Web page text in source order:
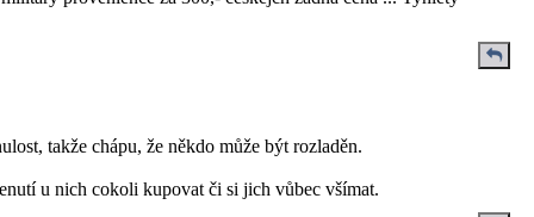
takže chápu, že někdo může být rozladěn.
u nich cokoli kupovat či si jich vůbec všímat.